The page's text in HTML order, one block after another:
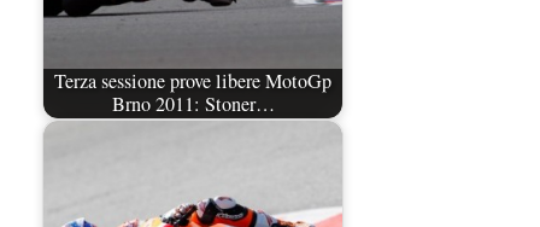
Terza sessione prove libere MotoGp
Brno 2011: Stoner…